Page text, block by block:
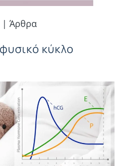
| Άρθρα
κύκλο